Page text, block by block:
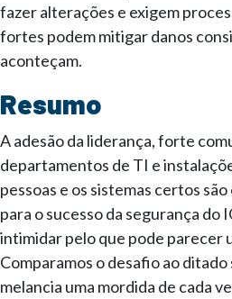
fazer alterações e exigem
fortes podem mitigar danos
aconteçam.
Resumo
A adesão da liderança, forte
departamentos de TI e
pessoas e os sistemas certos
para o sucesso da segurança do
intimidar pelo que pode parecer
Comparamos o desafio ao
melancia uma mordida de cada